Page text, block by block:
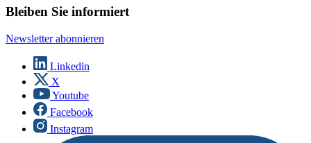
Bleiben Sie informiert
Newsletter abonnieren
Linkedin
X
Youtube
Facebook
Instagram